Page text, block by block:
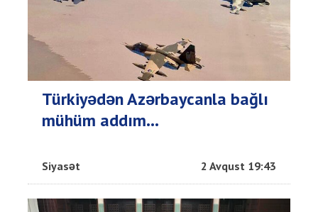
Türkiyədən Azərbaycanla bağlı
mühüm addım...
Siyasət 2 Avqust 19:43